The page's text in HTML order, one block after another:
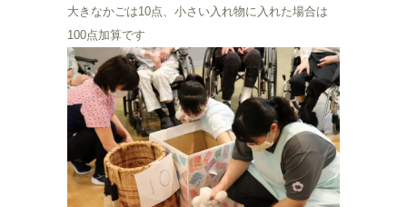
大きなかごは10点、小さい入れ物に入れた場合は
100点加算です